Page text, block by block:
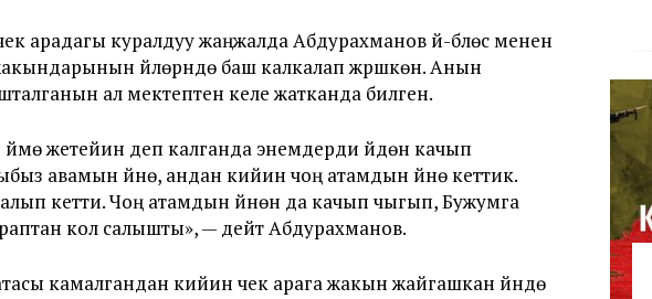
арадагы куралдуу жаңжалда Абдурахманов үй-бүлөсү менен
үйлөрүндө баш калкалап жүрүшкөн. Анын
ал мектептен келе жатканда билген.
жетейин деп калганда энемдерди үйдөн качып
авамын үйүнө, андан кийин чоң атамдын үйүнө кеттик.
кетти. Чоң атамдын үйүнөн да качып чыгып, Бужумга
кол салышты», — дейт Абдурахманов.
камалгандан кийин чек арага жакын жайгашкан үйүндө